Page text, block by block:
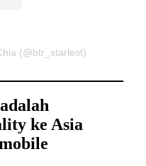
(@btr_starlest)
ke Asia